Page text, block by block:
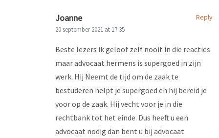
Reply
Joanne
20 september 2021 at 17:35
Beste lezers ik geloof zelf nooit in die reacties
maar advocaat hermens is supergoed in zijn
werk. Hij Neemt de tijd om de zaak te
bestuderen helpt je supergoed en hij bereid je
voor op de zaak. Hij vecht voor je in die
rechtbank tot het einde. Dus heeft u een
advocaat nodig dan bent u bij advocaat